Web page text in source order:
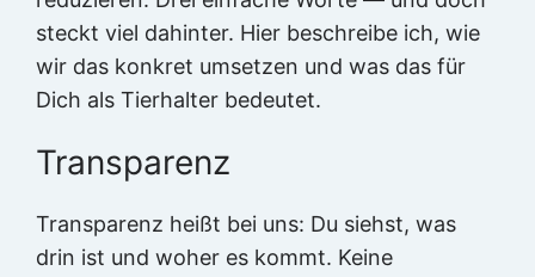
steckt viel dahinter. Hier beschreibe ich, wie
wir das konkret umsetzen und was das für
Dich als Tierhalter bedeutet.
Transparenz
Transparenz heißt bei uns: Du siehst, was
drin ist und woher es kommt. Keine